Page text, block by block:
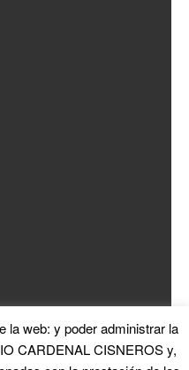
la web: y poder administrar la
CARDENAL CISNEROS y,